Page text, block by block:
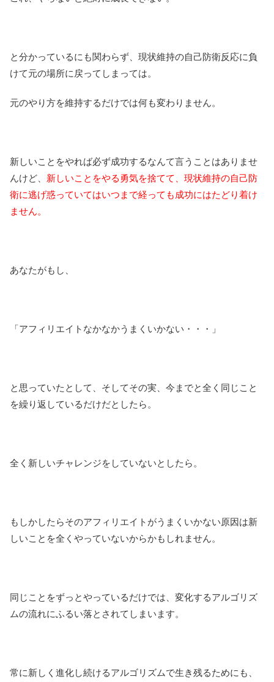
と分かっているにも関わらず、現状維持の自己防衛反応に負
けて元の場所に戻ってしまっては。
元のやり方を維持するだけでは何も変わりません。
新しいことをやれば必ず成功するなんて言うことはありませ
んけど、 新しいことをやる勇気を捨てて、現状維持の自己防
衛に逃げ惑っていてはいつまで経っても成功にはたどり着け
ません。
あなたがもし、
「アフィリエイトなかなかうまくいかない・・・」
と思っていたとして、そしてその実、今までと全く同じこと
を繰り返しているだけだとしたら。
全く新しいチャレンジをしていないとしたら。
もしかしたらそのアフィリエイトがうまくいかない原因は新
しいことを全くやっていないからかもしれません。
同じことをずっとやっているだけでは、変化するアルゴリズ
ムの流れにふるい落とされてしまいます。
常に新しく進化し続けるアルゴリズムで生き残るためにも、